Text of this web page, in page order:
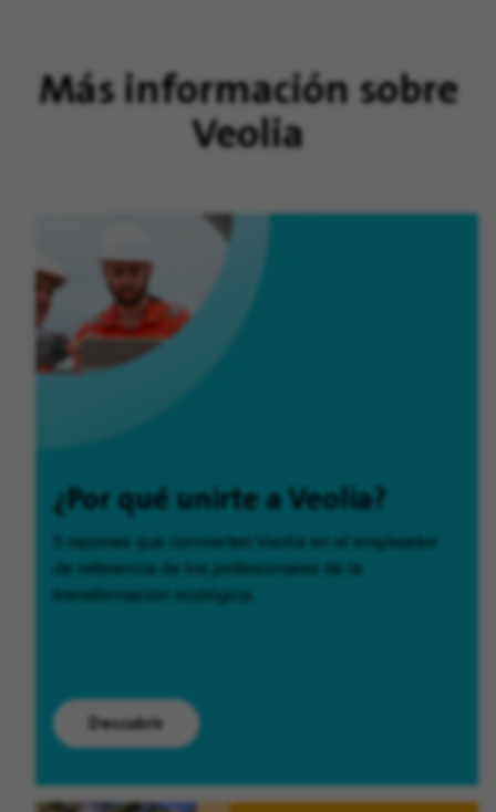
Más información sobre
Veolia
¿Por qué unirte a Veolia?
Descubrir